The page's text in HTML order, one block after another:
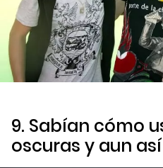
9. Sabían cómo
oscuras y aun